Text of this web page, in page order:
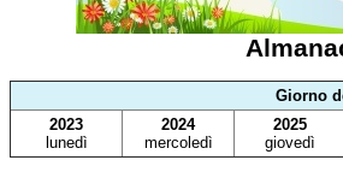
Giorno
2023
lunedì
2024
mercoledì
2025
giovedì